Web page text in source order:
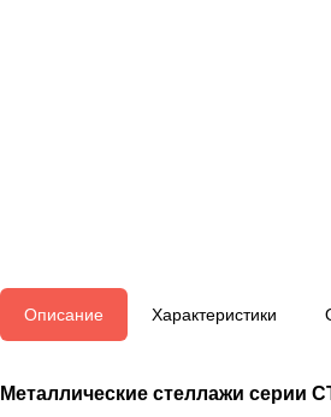
Описание Характеристики
Металлические стеллажи серии